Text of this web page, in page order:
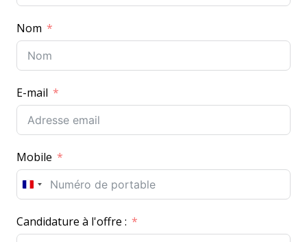
Nom
E-mail
Mobile
F
a
Candidature à l'offre :